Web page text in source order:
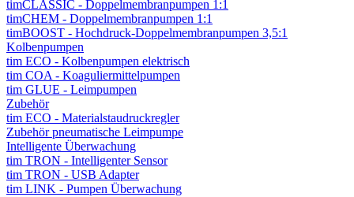
timCLASSIC - Doppelmembranpumpen 1:1
timCHEM - Doppelmembranpumpen 1:1
timBOOST - Hochdruck-Doppelmembranpumpen 3,5:1
Kolbenpumpen
tim ECO - Kolbenpumpen elektrisch
tim COA - Koaguliermittelpumpen
tim GLUE - Leimpumpen
Zubehör
tim ECO - Materialstaudruckregler
Zubehör pneumatische Leimpumpe
Intelligente Überwachung
tim TRON - Intelligenter Sensor
tim TRON - USB Adapter
tim LINK - Pumpen Überwachung